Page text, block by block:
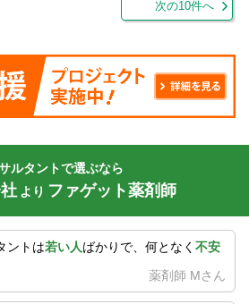
次の10件へ
ルタントで選ぶなら
より ファゲット薬剤師
ントは若い人ばかりで、何となく 不安
薬剤師 Mさん